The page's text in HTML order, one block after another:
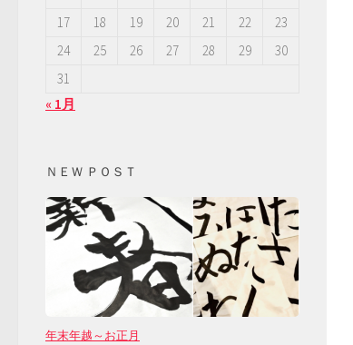
17
18 19 20 21 22
23
24
25 26 27 28 29
30
31
« 1月
ＮＥＷ ＰＯＳＴ
年末年越～お正月